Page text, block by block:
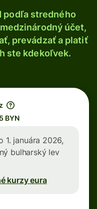
podľa stredného
účet,
prevádzať a platiť
ste kdekoľvek.
BYN
1. januára 2026,
bulharský lev
kurzy eura